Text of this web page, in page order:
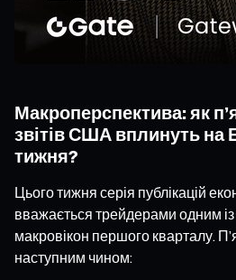
Макроперспектива: як
звітів США вплинуть на
тижня?
Цього тижня серія публікацій
вважається трейдерами одним
макровікон першого кварталу.
наступним чином: